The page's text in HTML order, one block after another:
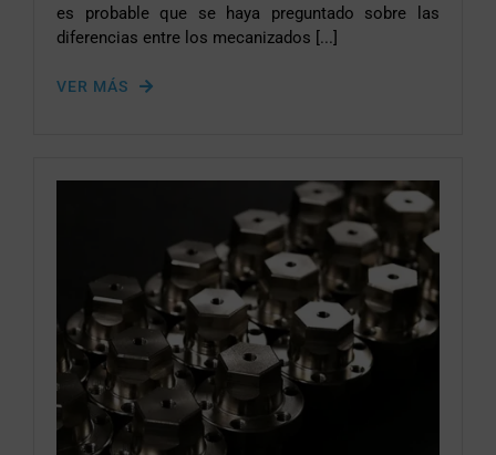
es probable que se haya preguntado sobre las
diferencias entre los mecanizados [...]
VER MÁS